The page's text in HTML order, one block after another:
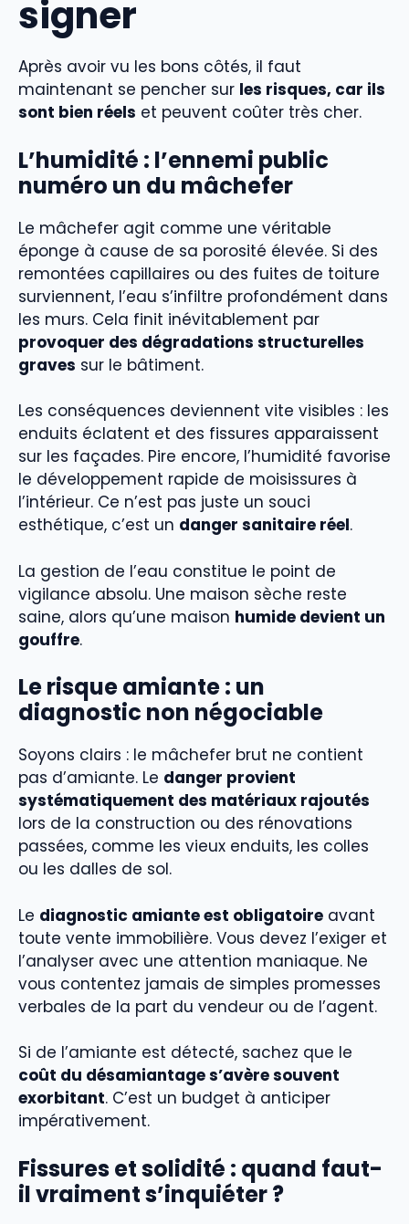
signer
Après avoir vu les bons côtés, il faut
maintenant se pencher sur les risques, car ils
sont bien réels et peuvent coûter très cher.
L’humidité : l’ennemi public
numéro un du mâchefer
Le mâchefer agit comme une véritable
éponge à cause de sa porosité élevée. Si des
remontées capillaires ou des fuites de toiture
surviennent, l’eau s’infiltre profondément dans
les murs. Cela finit inévitablement par
provoquer des dégradations structurelles
graves sur le bâtiment.
Les conséquences deviennent vite visibles : les
enduits éclatent et des fissures apparaissent
sur les façades. Pire encore, l’humidité favorise
le développement rapide de moisissures à
l’intérieur. Ce n’est pas juste un souci
esthétique, c’est un danger sanitaire réel.
La gestion de l’eau constitue le point de
vigilance absolu. Une maison sèche reste
saine, alors qu’une maison humide devient un
gouffre.
Le risque amiante : un
diagnostic non négociable
Soyons clairs : le mâchefer brut ne contient
pas d’amiante. Le danger provient
systématiquement des matériaux rajoutés
lors de la construction ou des rénovations
passées, comme les vieux enduits, les colles
ou les dalles de sol.
Le diagnostic amiante est obligatoire avant
toute vente immobilière. Vous devez l’exiger et
l’analyser avec une attention maniaque. Ne
vous contentez jamais de simples promesses
verbales de la part du vendeur ou de l’agent.
Si de l’amiante est détecté, sachez que le
coût du désamiantage s’avère souvent
exorbitant. C’est un budget à anticiper
impérativement.
Fissures et solidité : quand faut-
il vraiment s’inquiéter ?